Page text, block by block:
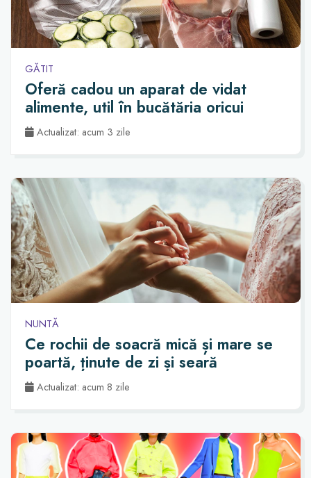
GĂTIT
Oferă cadou un aparat de vidat
alimente, util în bucătăria oricui
Actualizat: acum 3 zile
NUNTĂ
Ce rochii de soacră mică și mare se
poartă, ținute de zi și seară
Actualizat: acum 8 zile